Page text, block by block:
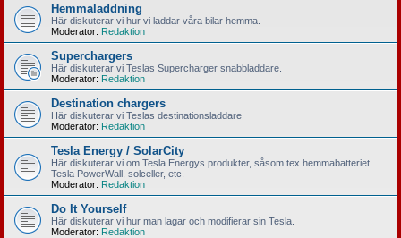
Hemmaladdning
Här diskuterar vi hur vi laddar våra bilar hemma.
Moderator: Redaktion
Superchargers
Här diskuterar vi Teslas Supercharger snabbladdare.
Moderator: Redaktion
Destination chargers
Här diskuterar vi Teslas destinationsladdare
Moderator: Redaktion
Tesla Energy / SolarCity
Här diskuterar vi om Tesla Energys produkter, såsom tex hemmabatteriet
Tesla PowerWall, solceller, etc.
Moderator: Redaktion
Do It Yourself
Här diskuterar vi hur man lagar och modifierar sin Tesla.
Moderator: Redaktion